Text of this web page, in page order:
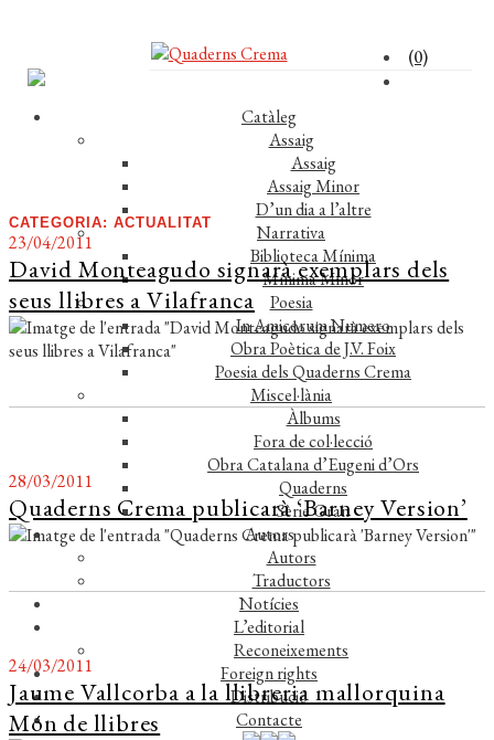
(0)
Catàleg
Assaig
Assaig
Assaig Minor
D’un dia a l’altre
Narrativa
Biblioteca Mínima
Mínima Minor
Poesia
In Amicorum Numero
Obra Poètica de J.V. Foix
Poesia dels Quaderns Crema
Miscel·lània
Àlbums
Fora de col·lecció
Obra Catalana d’Eugeni d’Ors
Quaderns
Sèrie Gran
Autors
Autors
Traductors
Notícies
L’editorial
Reconeixements
Foreign rights
Distribució
Contacte
CATEGORIA: ACTUALITAT
23/04/2011
David Monteagudo signarà exemplars dels
seus llibres a Vilafranca
28/03/2011
Quaderns Crema publicarà ‘Barney Version’
24/03/2011
Jaume Vallcorba a la llibreria mallorquina
Món de llibres